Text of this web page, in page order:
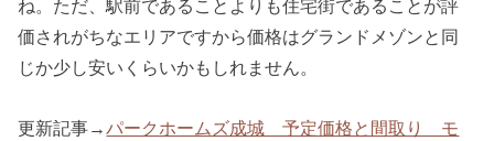
ね。ただ、駅前であることよりも住宅街であることが評
価されがちなエリアですから価格はグランドメゾンと同
じか少し安いくらいかもしれません。
更新記事→パークホームズ成城 予定価格と間取り モ